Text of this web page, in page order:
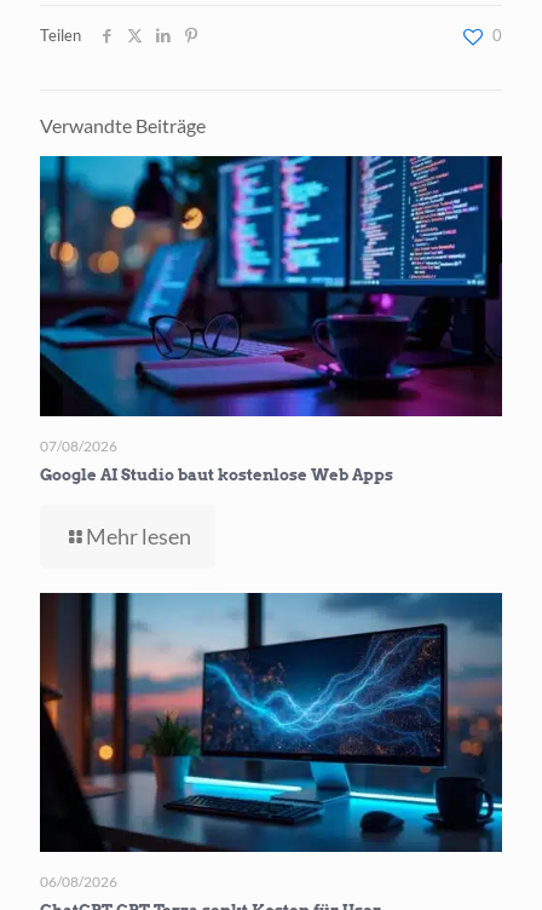
Teilen 0
Verwandte Beiträge
07/08/2026
Google AI Studio baut kostenlose Web Apps
Mehr lesen
baut
kostenlose
Web Apps
06/08/2026